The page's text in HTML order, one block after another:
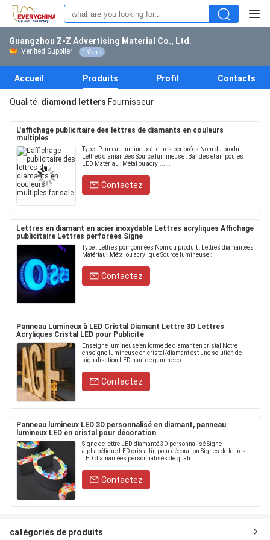
Guangzhou Z-Z Advertising Material Co., Ltd.
Verified Supplier 1 Years
Accueil Produits Profil Contacts
Qualité diamond letters Fournisseur
L'affichage publicitaire des lettres de diamants en couleurs
multiples
Type : Panneau lumineux à lettres perforées Nom du produit :
Lettres diamantées Source lumineuse : Bandes et ampoules
LED Matériau : Métal ou acryl......
Contactez
Lettres en diamant en acier inoxydable Lettres acryliques Affichage
publicitaire Lettres perforées Signe
Type : Lettres poinçonnées Nom du produit : Lettres diamantées
Matériau : Métal ou acrylique Source lumineuse :
Contactez
Panneau Lumineux à LED Cristal Diamant Lettre 3D Lettres
Acryliques Cristal LED pour Publicité
Enseigne lumineuse en forme de diamant en cristal Notre
enseigne lumineuse en cristal/diamant est une solution de
signalisation LED haut de gamme co
Contactez
Panneau lumineux LED 3D personnalisé en diamant, panneau
lumineux LED en cristal pour décoration
Signe de lettre LED diamanté 3D personnalisé Signe
alphabétique LED cristallin pour décoration Signes de lettres
LED diamantées personnalisés de quali...
Contactez
catégories de produits